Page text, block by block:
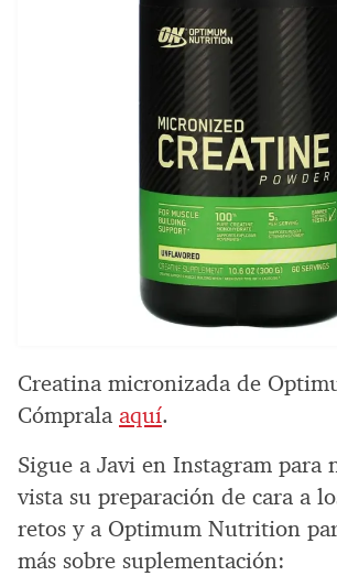
Creatina micronizada de
Cómprala aquí.
Sigue a Javi en Instagram para
vista su preparación de cara a
retos y a Optimum Nutrition
más sobre suplementación: